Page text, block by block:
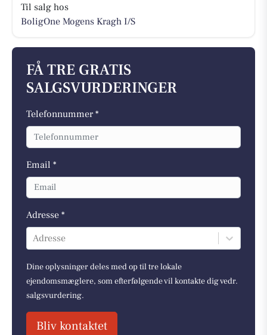
Til salg hos
BoligOne Mogens Kragh I/S
FÅ TRE GRATIS
SALGSVURDERINGER
Telefonnummer *
Email *
Adresse *
Adresse
Dine oplysninger deles med op til tre lokale
ejendomsmæglere, som efterfølgende vil kontakte dig vedr.
salgsvurdering.
Bliv kontaktet